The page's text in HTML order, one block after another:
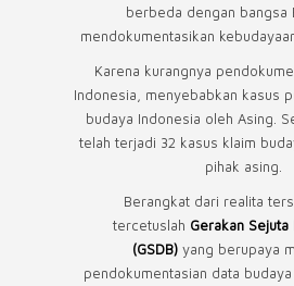
berbeda dengan bangsa
mendokumentasikan
Karena kurangnya
Indonesia, menyebabkan kasus
budaya Indonesia oleh Asing.
telah terjadi 32 kasus klaim
pihak asing.
Berangkat dari realita
tercetuslah Gerakan Sejuta
(GSDB) yang berupaya
pendokumentasian data